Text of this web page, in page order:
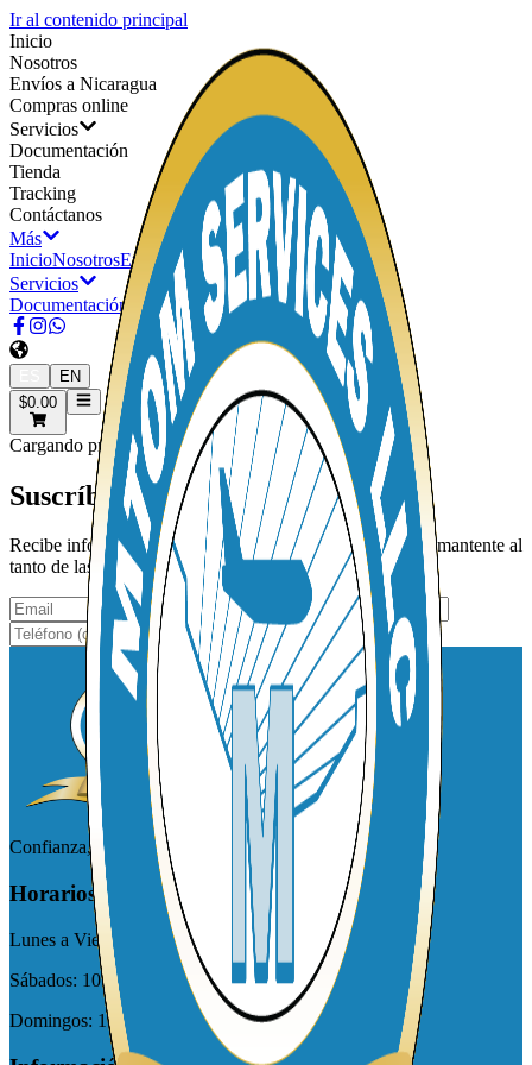
Ir al contenido principal
Inicio
Nosotros
Envíos a Nicaragua
Compras online
Servicios
Documentación
Tienda
Tracking
Contáctanos
Más
InicioNosotrosEnvíos a Nicaragua Compras online
Servicios
Documentación
Tienda TrackingContáctanos
EN
$0.00
Cargando producto. Loading product.
Suscríbete y recibe promociones
Recibe información por medio de tu correo electrónico y mantente al
tanto de las noticias y ofertas especiales de MTOM.
Suscribirme
Confianza, seguridad, rapidez
Horarios de atención
Lunes a Viernes:
09:00 am - 5:00 pm
Sábados: 10:00 am - 05:00 pm
Domingos: 10:00 am - 03:00 pm